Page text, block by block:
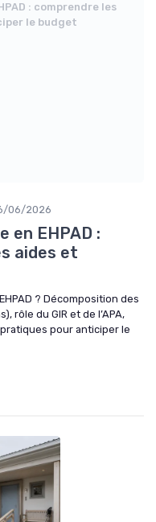
: comprendre les
le budget
06/2026
en EHPAD :
aides et
? Décomposition des
rôle du GIR et de l’APA,
pour anticiper le